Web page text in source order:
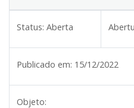
Status: Aberta
Publicado em: 15/12/2022
Objeto: